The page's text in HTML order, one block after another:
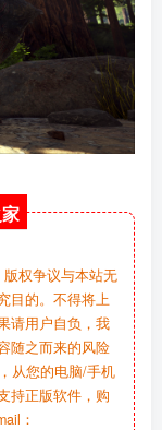
权争议与本站无
目的。不得将上
请用户自负，我
随之而来的风险
从您的电脑/手机
持正版软件，购
：